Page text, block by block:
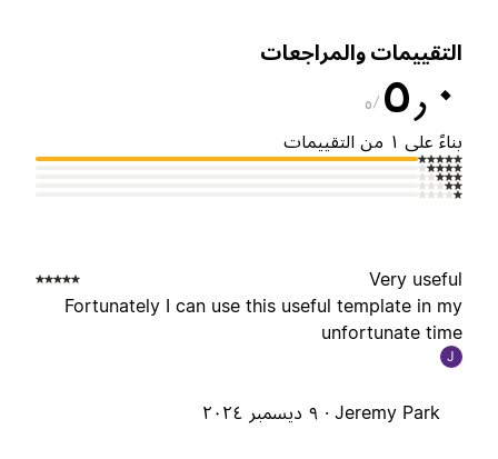
والمراجعات
٥
على ١ من التقييمات
Very
Fortunately I can use this useful template in
unfortunate
Jeremy Park · ٩ ديسمبر ٢٠٢٤